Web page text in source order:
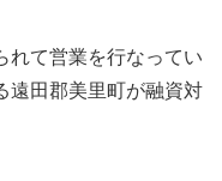
れて営業を行なってい
遠田郡美里町が融資対